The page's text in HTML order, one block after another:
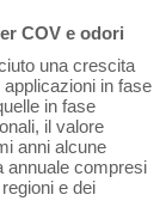
COV e odori
una crescita
applicazioni in fase
in fase
il valore
anni alcune
annuale compresi
e dei